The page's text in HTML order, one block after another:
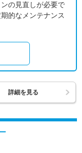
の見直しが必要で
的なメンテナンス
詳細を見る